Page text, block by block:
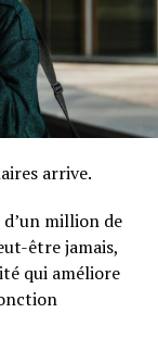
arrive.
million de
être jamais,
qui améliore